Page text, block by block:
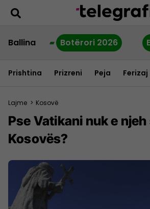
Ballina Botërori 2026
Prishtina Prizreni Peja Ferizaj
Lajme > Kosovë
Pse Vatikani nuk e
Kosovës?